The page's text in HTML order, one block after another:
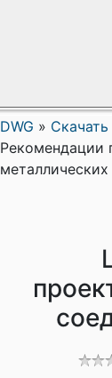
DWG » Скачать
Рекомендации